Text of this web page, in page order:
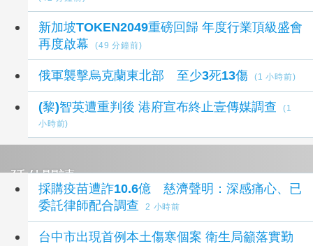
新加坡TOKEN2049重磅回歸 年度行業頂級盛會
再度啟幕
(49 分鐘前)
俄軍襲擊烏克蘭東北部 至少3死13傷 (1 小時前)
(黎)智英遭重判後 港府宣布終止壹傳媒調查
(1
小時前)
延伸閱讀
採購疫苗遭詐10.6億 慈濟聲明：深感痛心、已
委託律師配合調查
2 小時前
台中市出現首例本土傷寒個案 衛生局籲落實勤